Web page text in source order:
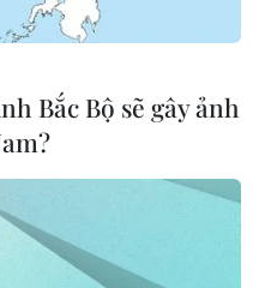
bày ở triển
của Đất
Bắc Bộ sẽ gây ảnh